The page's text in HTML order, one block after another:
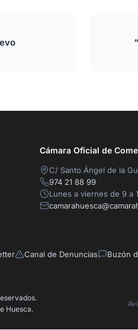
Cámara Oficial de
C/ Santo Ángel de la
974 21 88 99
Lunes a viernes de 9 a
Canal de Denuncias Buzón
Huesca.